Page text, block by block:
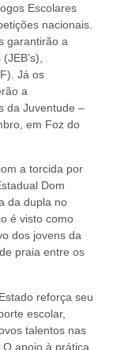
Escolares
nacionais.
garantirão a
Já os
a
da Juventude –
em Foz do
a torcida por
Dom
da dupla no
é visto como
dos jovens da
praia entre os
reforça seu
escolar,
talentos nas
apoio à prática